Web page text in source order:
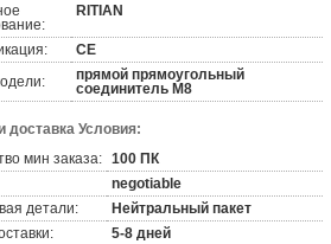
RITIAN
CE
прямой прямоугольный
соединитель M8
доставка Условия:
мин заказа: 100 ПК
negotiable
детали:
Нейтральный пакет
5-8 дней